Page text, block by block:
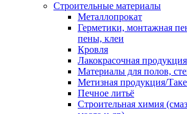
Строительные материалы
Металлопрокат
Герметики, монтажная
пены, клеи
Кровля
Лакокрасочная продукция
Материалы для полов,
Метизная продукция/
Печное литьё
Строительная химия